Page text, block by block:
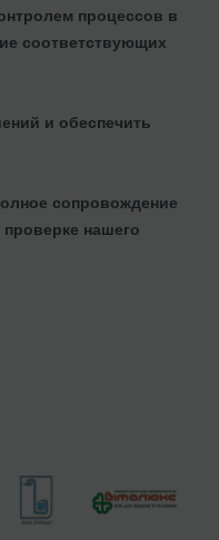
процессов в
соответствующих
и обеспечить
сопровождение
нашего